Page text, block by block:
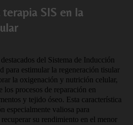
SIS en la
del Sistema de Inducción
para estimular la regeneración tisular
la oxigenación y nutrición celular,
los procesos de reparación en
y tejido óseo. Esta característica
especialmente valiosa para
su rendimiento en el menor